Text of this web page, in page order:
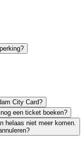
City Card?
een ticket boeken?
helaas niet meer komen.